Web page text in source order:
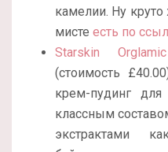
камелии. Ну
мисте есть по
Starskin
(стоимость
крем-пудинг
классным
экстрактами